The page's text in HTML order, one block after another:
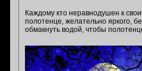
Каждому кто неравнодушен к
полотенце, желательно яркого,
обмакнуть водой, чтобы